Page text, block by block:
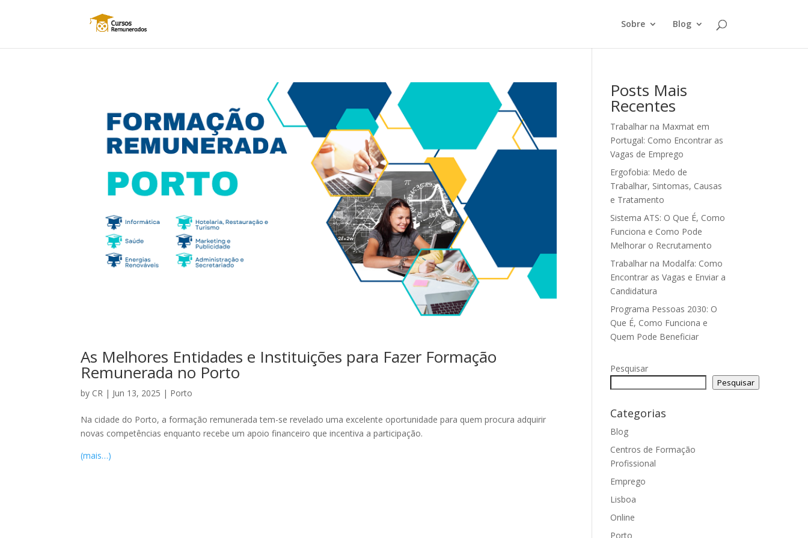
Sobre Blog
As Melhores Entidades e Instituições para Fazer Formação
Remunerada no Porto
by CR | Jun 13, 2025 | Porto
Na cidade do Porto, a formação remunerada tem-se revelado uma excelente oportunidade para quem procura adquirir
novas competências enquanto recebe um apoio financeiro que incentiva a participação.
(mais…)
Posts Mais
Recentes
Trabalhar na Maxmat em
Portugal: Como Encontrar as
Vagas de Emprego
Ergofobia: Medo de
Trabalhar, Sintomas, Causas
e Tratamento
Sistema ATS: O Que É, Como
Funciona e Como Pode
Melhorar o Recrutamento
Trabalhar na Modalfa: Como
Encontrar as Vagas e Enviar a
Candidatura
Programa Pessoas 2030: O
Que É, Como Funciona e
Quem Pode Beneficiar
Pesquisar
Pesquisar
Categorias
Blog
Centros de Formação
Profissional
Emprego
Lisboa
Online
Porto